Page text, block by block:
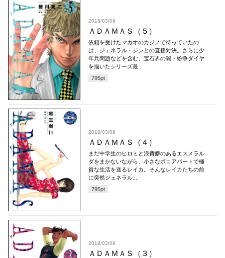
2018/03/09
ＡＤＡＭＡＳ（５）
依頼を受けたマカオのカジノで待っていたの
は、ジェネラル・ジンとの直接対決。さらに少
年兵問題などを含む、宝石界の闇・紛争ダイヤ
を描いたシリーズ最...
795pt
2018/03/09
ＡＤＡＭＡＳ（４）
まだ中学生のヒロミと浪費癖のあるエスメラル
ダをまかないながら、小さなボロアパートで極
貧な生活を送るレイカ。そんなレイカたちの前
に突然ジェネラル...
795pt
2018/03/09
ＡＤＡＭＡＳ（３）